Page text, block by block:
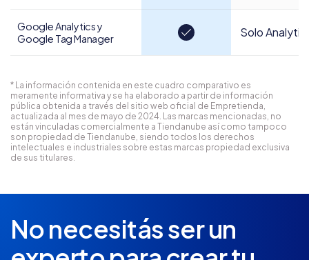
Google Analytics y
Google Tag Manager
Solo
* La información contenida en este cuadro comparativo es
meramente informativa y se ha elaborado a partir de información
pública obtenida a través del sitio web oficial de Empretienda,
actualizada al mes de mayo de 2024. Las marcas mencionadas, no
están vinculadas comercialmente a Tiendanube así como tampoco
son propiedad de Tiendanube, siendo todos los derechos
intelectuales e industriales sobre estas marcas propiedad exclusiva
de sus titulares.
No necesitás ser un